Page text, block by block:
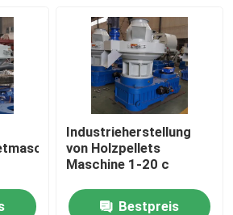
Industrieherstellung
von Holzpellets
Maschine 1-20 c
Bestpreis